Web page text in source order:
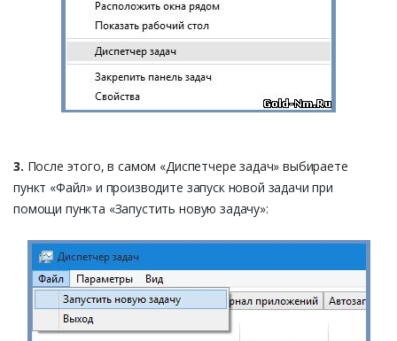
3. После этого, в самом «Диспетчере задач» выбираете
пункт «Файл» и производите запуск новой задачи при
помощи пункта «Запустить новую задачу»: